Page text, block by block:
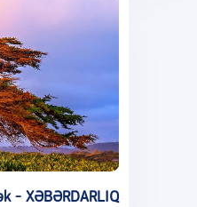
- XƏBƏRDARLIQ